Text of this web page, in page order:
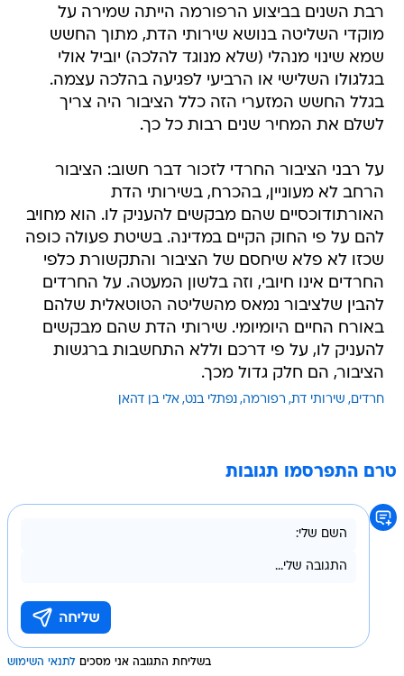
רבת השנים בביצוע הרפורמה הייתה שמירה על
מוקדי השליטה בנושא שירותי הדת, מתוך החשש
שמא שינוי מנהלי (שלא מנוגד להלכה) יוביל אולי
בגלגולו השלישי או הרביעי לפגיעה בהלכה עצמה.
בגלל החשש המזערי הזה כלל הציבור היה צריך
לשלם את המחיר שנים רבות כל כך.
על רבני הציבור החרדי לזכור דבר חשוב: הציבור
הרחב לא מעוניין, בהכרח, בשירותי הדת
האורתודוכסיים שהם מבקשים להעניק לו. הוא מחויב
להם על פי החוק הקיים במדינה. בשיטת פעולה כופה
שכזו לא פלא שיחסם של הציבור והתקשורת כלפי
החרדים אינו חיובי, וזה בלשון המעטה. על החרדים
להבין שלציבור נמאס מהשליטה הטוטאלית שלהם
באורח החיים היומיומי. שירותי הדת שהם מבקשים
להעניק לו, על פי דרכם וללא התחשבות ברגשות
הציבור, הם חלק גדול מכך.
חרדים שירותי דת רפורמה נפתלי בנט אלי בן דהאן
טרם התפרסמו תגובות
בשליחת התגובה אני מסכים לתנאי השימוש